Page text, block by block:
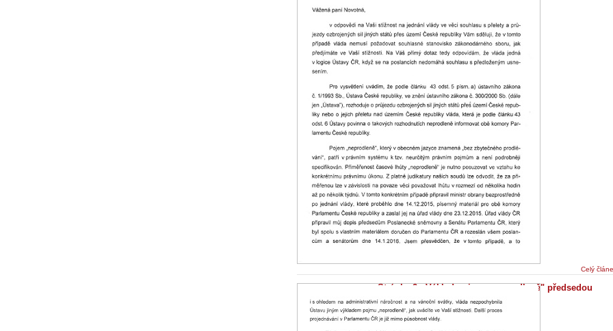
Celý
Stránka 2 - Výklad pojmu ,,neprodleně" předsedou
vlády
27.8.2016 - Iniciativa Ne základnám
...